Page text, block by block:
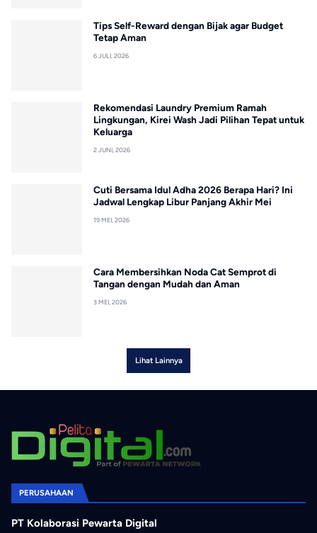
Tips Self-Reward dengan Bijak agar Budget
Tetap Aman
6 JULI, 2026
Rekomendasi Laundry Premium Ramah
Lingkungan, Kirei Wash Jadi Pilihan Tepat untuk
Keluarga
2 JUNI, 2026
Cuti Bersama Idul Adha 2026 Berapa Hari? Ini
Jadwal Lengkap Libur Panjang Akhir Mei
19 MEI, 2026
Cara Membersihkan Noda Cat Semprot di
Tangan dengan Mudah dan Aman
3 MEI, 2026
Lihat Lainnya
PERUSAHAAN
PT Kolaborasi Pewarta Digital